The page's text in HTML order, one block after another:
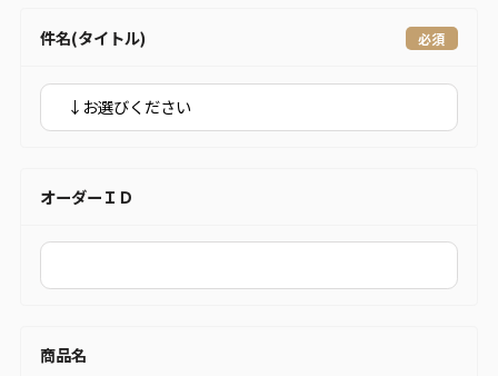
件名(タイトル)
オーダーＩＤ
商品名